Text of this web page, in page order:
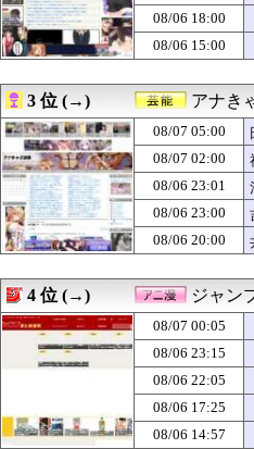
08/07 05:09
【動画】熊本
08/07 05:05
【動画】えち
08/07 05:05
脱衣麻雀でし
08/07 05:03
【動画】女子
08/07 05:00
【Apple】
08/07 05:00
熊本県内で
08/07 05:00
すまんワイで
08/07 05:00
ギリギリやれ
08/07 05:00
アイナ・ジ・
08/07 05:00
モバP「アン
08/07 05:00
「ノーパン喫
08/07 05:00
【閲覧注意】
08/07 05:00
【ラブライブ
08/07 05:00
田﨑さくらア
08/07 05:00
韓国人「雨の
08/07 05:00
【がん原因】
08/07 04:57
母がどっちも
「投資不適格
【困惑】彼氏
08/07 04:45
「Linuxで十
08/07 04:44
20年振りに
08/06 18:00
08/06 15:00
3 位 (→) アナき
08/07 05:00
08/07 02:00
08/06 23:01
08/06 23:00
08/06 20:00
4 位 (→) ジャン
08/07 00:05
08/06 23:15
08/06 22:05
08/06 17:25
08/06 14:57